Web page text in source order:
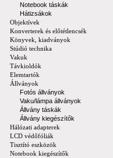
Notebook táskák
Hátizsákok
Objektívek
Konverterek és előtétlencsék
Könyvek, kiadványok
Stúdió technika
Vakuk
Távkioldók
Elemtartók
Állványok
Fotós állványok
Vaku/lámpa állványok
Állvány táskák
Állvány kiegészítők
Hálózati adapterek
LCD védőfóliák
Tisztító eszközök
Notebook kiegészítők